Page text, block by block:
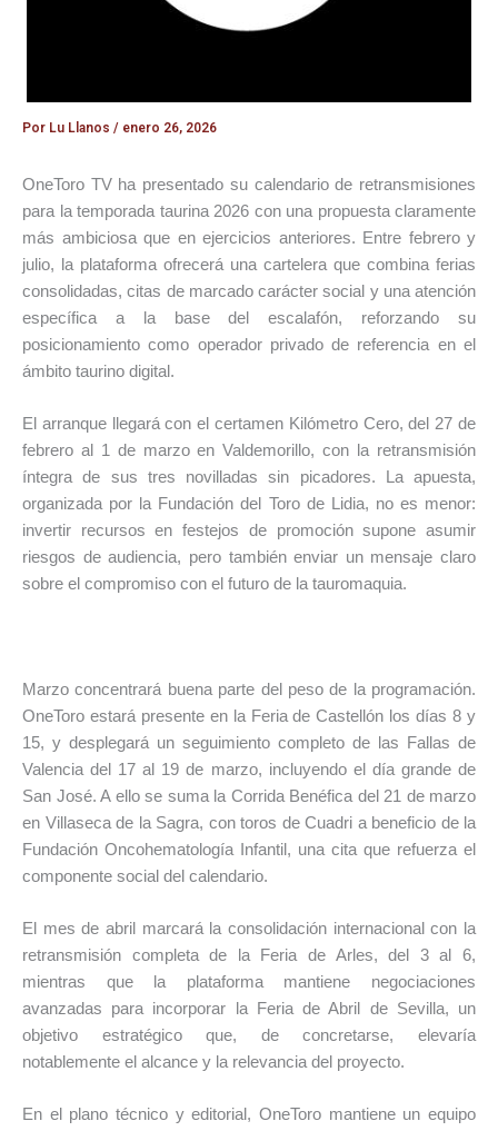
Por Lu Llanos / enero 26, 2026
OneToro TV ha presentado su calendario de retransmisiones
para la temporada taurina 2026 con una propuesta claramente
más ambiciosa que en ejercicios anteriores. Entre febrero y
julio, la plataforma ofrecerá una cartelera que combina ferias
consolidadas, citas de marcado carácter social y una atención
específica a la base del escalafón, reforzando su
posicionamiento como operador privado de referencia en el
ámbito taurino digital.
El arranque llegará con el certamen Kilómetro Cero, del 27 de
febrero al 1 de marzo en Valdemorillo, con la retransmisión
íntegra de sus tres novilladas sin picadores. La apuesta,
organizada por la Fundación del Toro de Lidia, no es menor:
invertir recursos en festejos de promoción supone asumir
riesgos de audiencia, pero también enviar un mensaje claro
sobre el compromiso con el futuro de la tauromaquia.
Marzo concentrará buena parte del peso de la programación.
OneToro estará presente en la Feria de Castellón los días 8 y
15, y desplegará un seguimiento completo de las Fallas de
Valencia del 17 al 19 de marzo, incluyendo el día grande de
San José. A ello se suma la Corrida Benéfica del 21 de marzo
en Villaseca de la Sagra, con toros de Cuadri a beneficio de la
Fundación Oncohematología Infantil, una cita que refuerza el
componente social del calendario.
El mes de abril marcará la consolidación internacional con la
retransmisión completa de la Feria de Arles, del 3 al 6,
mientras que la plataforma mantiene negociaciones
avanzadas para incorporar la Feria de Abril de Sevilla, un
objetivo estratégico que, de concretarse, elevaría
notablemente el alcance y la relevancia del proyecto.
En el plano técnico y editorial, OneToro mantiene un equipo